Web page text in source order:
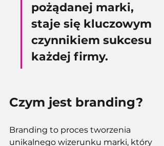
pożądanej marki,
staje się kluczowym
czynnikiem sukcesu
każdej firmy.
Czym jest branding?
Branding to proces tworzenia
unikalnego wizerunku marki, który